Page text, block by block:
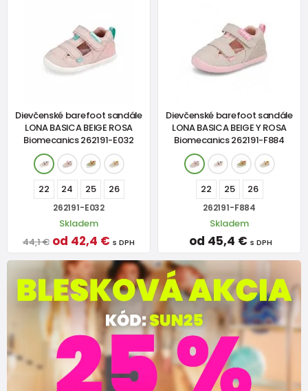
Dievčenské barefoot sandále
LONA BASICA BEIGE ROSA
Biomecanics 262191-E032
22 24 25 26
262191-E032
Skladem
44,1 € od 42,4 € s DPH
Dievčenské barefoot sandále
LONA BASICA BEIGE Y ROSA
Biomecanics 262191-F884
22 25 26
262191-F884
Skladem
od 45,4 € s DPH